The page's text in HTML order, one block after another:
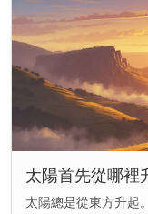
太陽首先從哪裡
太陽總是從東方升起